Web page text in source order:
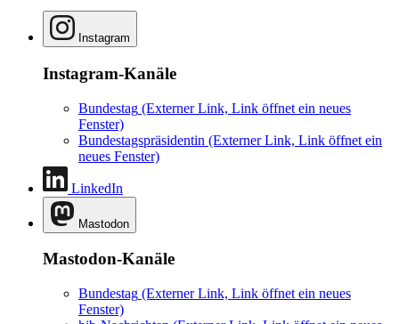
Instagram
Instagram-Kanäle
Bundestag (Externer Link, Link öffnet ein neues
Fenster)
Bundestagspräsidentin (Externer Link, Link öffnet ein
neues Fenster)
LinkedIn
Mastodon
Mastodon-Kanäle
Bundestag (Externer Link, Link öffnet ein neues
Fenster)